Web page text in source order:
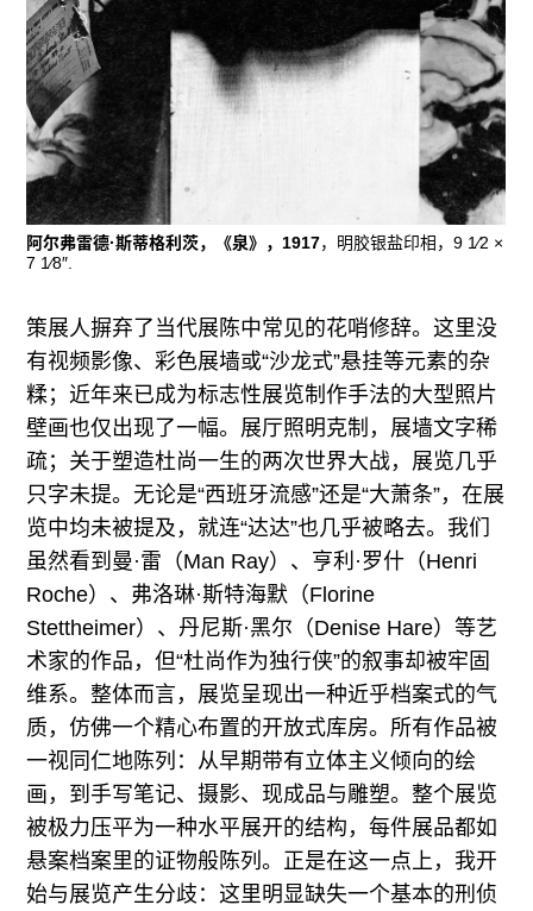
阿尔弗雷德·斯蒂格利茨，《泉》，1917，明胶银盐印相，9 1⁄2 ×
7 1⁄8″.
策展人摒弃了当代展陈中常见的花哨修辞。这里没
有视频影像、彩色展墙或“沙龙式”悬挂等元素的杂
糅；近年来已成为标志性展览制作手法的大型照片
壁画也仅出现了一幅。展厅照明克制，展墙文字稀
疏；关于塑造杜尚一生的两次世界大战，展览几乎
只字未提。无论是“西班牙流感”还是“大萧条”，在展
览中均未被提及，就连“达达”也几乎被略去。我们
虽然看到曼·雷（Man Ray）、亨利·罗什（Henri
Roche）、弗洛琳·斯特海默（Florine
Stettheimer）、丹尼斯·黑尔（Denise Hare）等艺
术家的作品，但“杜尚作为独行侠”的叙事却被牢固
维系。整体而言，展览呈现出一种近乎档案式的气
质，仿佛一个精心布置的开放式库房。所有作品被
一视同仁地陈列：从早期带有立体主义倾向的绘
画，到手写笔记、摄影、现成品与雕塑。整个展览
被极力压平为一种水平展开的结构，每件展品都如
悬案档案里的证物般陈列。正是在这一点上，我开
始与展览产生分歧：这里明显缺失一个基本的刑侦